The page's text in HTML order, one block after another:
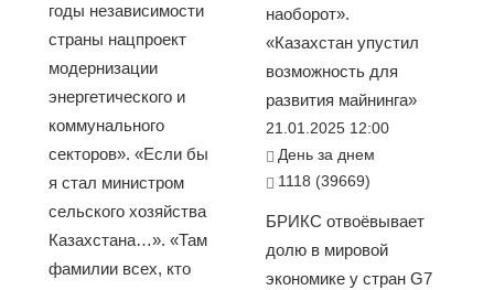
годы независимости
страны нацпроект
модернизации
энергетического и
коммунального
секторов». «Если бы
я стал министром
сельского хозяйства
Казахстана…». «Там
фамилии всех, кто
наоборот».
«Казахстан упустил
возможность для
развития майнинга»
21.01.2025 12:00
День за днем
1118 (39669)
БРИКС отвоёвывает
долю в мировой
экономике у стран G7